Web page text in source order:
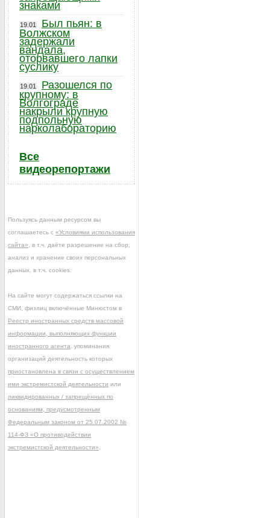
знаками
19.01
Был пьян: в
Волжском
задержали
вандала,
оторвавшего лапки
суслику
19.01
Разошелся по
крупному: в
Волгограде
накрыли крупную
подпольную
нарколабораторию
Все
видеорепортажи
Пользуясь данным ресурсом вы
соглашаетесь с «Условиями использования
сайта» , в т.ч. даёте разрешение на сбор,
анализ и хранение своих персональных
данных, в т.ч. cookies.
На сайте могут содержаться ссылки на
СМИ, физлиц включённые Минюстом в
Реестр иностранных средств массовой
информации, выполняющих функции
иностранного агента , упоминания
организаций деятельность которых
приостановлена в связи с осуществлением
ими экстремистской деятельности или
ликвидированных / запрещённых по
основаниям, предусмотренным
Федеральным законом от 25.07.2002 №
114-ФЗ «О противодействии
экстремистской деятельности»